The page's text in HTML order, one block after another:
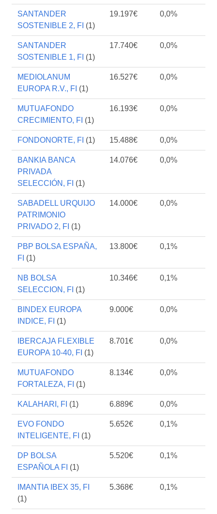
SANTANDER
SOSTENIBLE 2, FI (1)
19.197€ 0,0%
SANTANDER
SOSTENIBLE 1, FI (1)
17.740€ 0,0%
MEDIOLANUM
EUROPA R.V., FI (1)
16.527€ 0,0%
MUTUAFONDO
CRECIMIENTO, FI (1)
16.193€ 0,0%
FONDONORTE, FI (1) 15.488€ 0,0%
BANKIA BANCA
PRIVADA
SELECCIÓN, FI (1)
14.076€ 0,0%
SABADELL URQUIJO
PATRIMONIO
PRIVADO 2, FI (1)
14.000€ 0,0%
PBP BOLSA ESPAÑA,
FI (1)
13.800€ 0,1%
NB BOLSA
SELECCION, FI (1)
10.346€ 0,1%
BINDEX EUROPA
INDICE, FI (1)
9.000€ 0,0%
IBERCAJA FLEXIBLE
EUROPA 10-40, FI (1)
8.701€ 0,0%
MUTUAFONDO
FORTALEZA, FI (1)
8.134€ 0,0%
KALAHARI, FI (1) 6.889€ 0,0%
EVO FONDO
INTELIGENTE, FI (1)
5.652€ 0,1%
DP BOLSA
ESPAÑOLA FI (1)
5.520€ 0,1%
IMANTIA IBEX 35, FI
(1)
5.368€ 0,1%